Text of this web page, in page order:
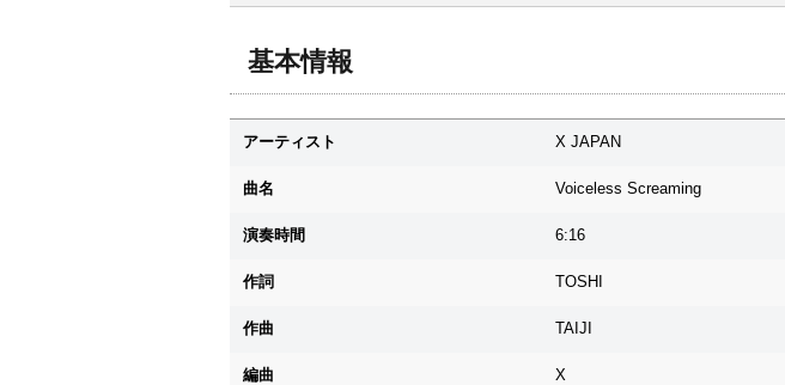
基本情報
アーティスト X JAPAN
曲名 Voiceless Screaming
演奏時間 6:16
作詞 TOSHI
作曲 TAIJI
編曲 X